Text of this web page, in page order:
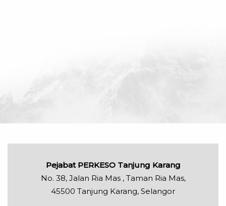
Pejabat PERKESO Tanjung Karang
No. 38, Jalan Ria Mas , Taman Ria Mas,
45500 Tanjung Karang, Selangor